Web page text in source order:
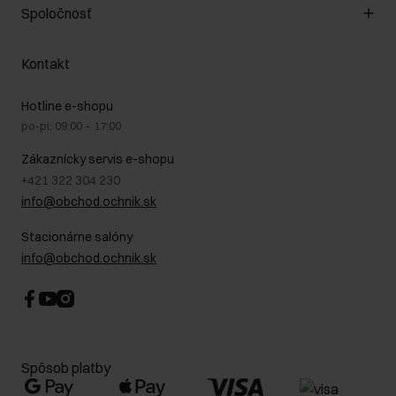
Spôsob platby
Vrátenie
Zákazníky klub
Pravidlá propagácie
Starostlivosť o kožu
Bezpečné nakupovanie
Blog
Najčastejšie kladené otázky (FAQ)
Spoločnosť
O nás
GDPR - Zásady ochrany osobných údajov
Právne informácie
Kontakt
Hotline e-shopu
po-pi: 09:00 – 17:00
Zákaznícky servis e-shopu
+421 322 304 230
info@obchod.ochnik.sk
Stacionárne salóny
info@obchod.ochnik.sk
Spôsob platby